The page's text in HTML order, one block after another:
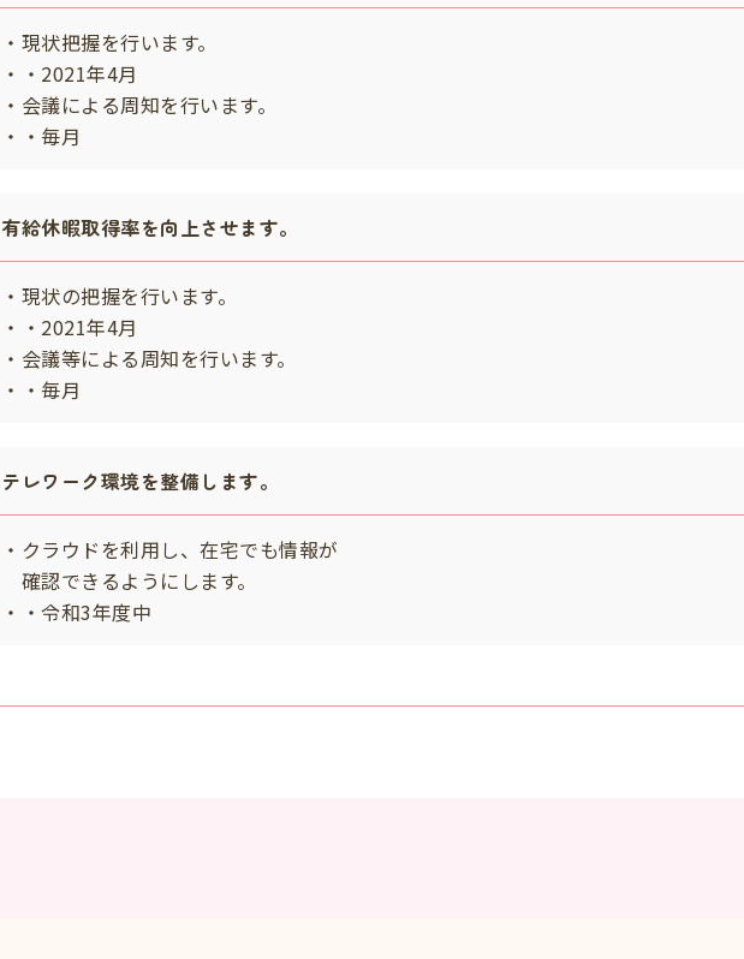
・現状把握を行います。
・・2021年4月
・会議による周知を行います。
・・毎月
有給休暇取得率を向上させます。
・現状の把握を行います。
・・2021年4月
・会議等による周知を行います。
・・毎月
テレワーク環境を整備します。
・クラウドを利用し、在宅でも情報が
確認できるようにします。
・・令和3年度中